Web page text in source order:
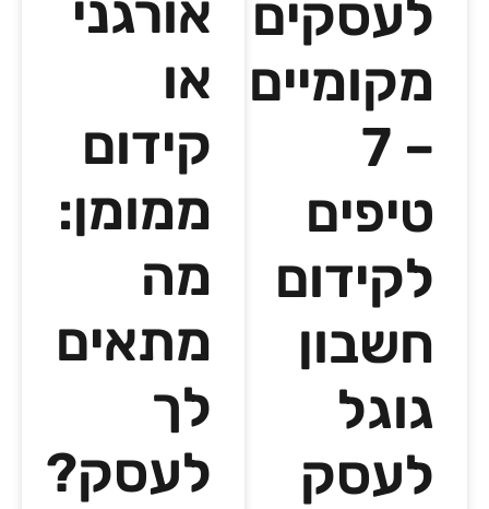
לעסקים
מקומיים
– 7
טיפים
לקידום
חשבון
גוגל
לעסק
אורגני
או
קידום
ממומן:
מה
מתאים
לך
לעסק?